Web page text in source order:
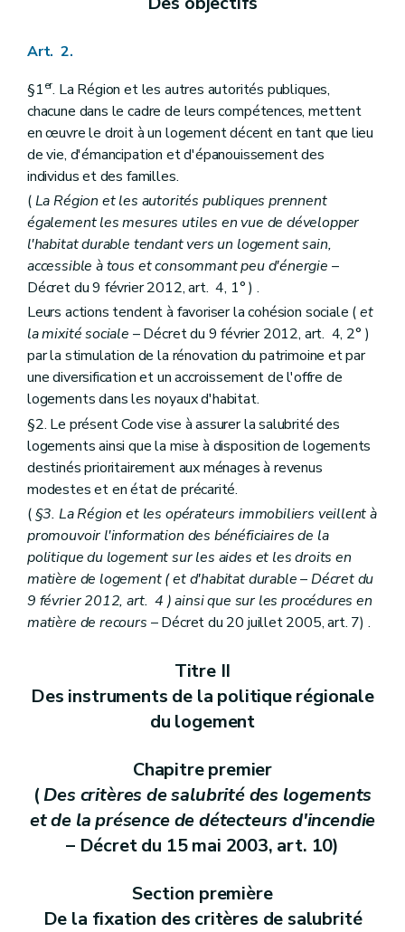
Art. 2.
§1er. La Région et les autres autorités publiques,
chacune dans le cadre de leurs compétences, mettent
en œuvre le droit à un logement décent en tant que lieu
de vie, d'émancipation et d'épanouissement des
individus et des familles.
(La Région et les autorités publiques prennent
également les mesures utiles en vue de développer
l'habitat durable tendant vers un logement sain,
accessible à tous et consommant peu d'énergie –
Décret du 9 février 2012, art. 4, 1° ) .
Leurs actions tendent à favoriser la cohésion sociale (et
la mixité sociale – Décret du 9 février 2012, art. 4, 2° )
par la stimulation de la rénovation du patrimoine et par
une diversification et un accroissement de l'offre de
logements dans les noyaux d'habitat.
§2. Le présent Code vise à assurer la salubrité des
logements ainsi que la mise à disposition de logements
destinés prioritairement aux ménages à revenus
modestes et en état de précarité.
( §3. La Région et les opérateurs immobiliers veillent à
promouvoir l'information des bénéficiaires de la
politique du logement sur les aides et les droits en
matière de logement (et d'habitat durable– Décret du
9 février 2012, art. 4 ) ainsi que sur les procédures en
matière de recours – Décret du 20 juillet 2005, art. 7) .
Titre II
Des instruments de la politique régionale
du logement
Chapitre premier
(Des critères de salubrité des logements
et de la présence de détecteurs d'incendie
– Décret du 15 mai 2003, art. 10)
Section première
De la fixation des critères de salubrité